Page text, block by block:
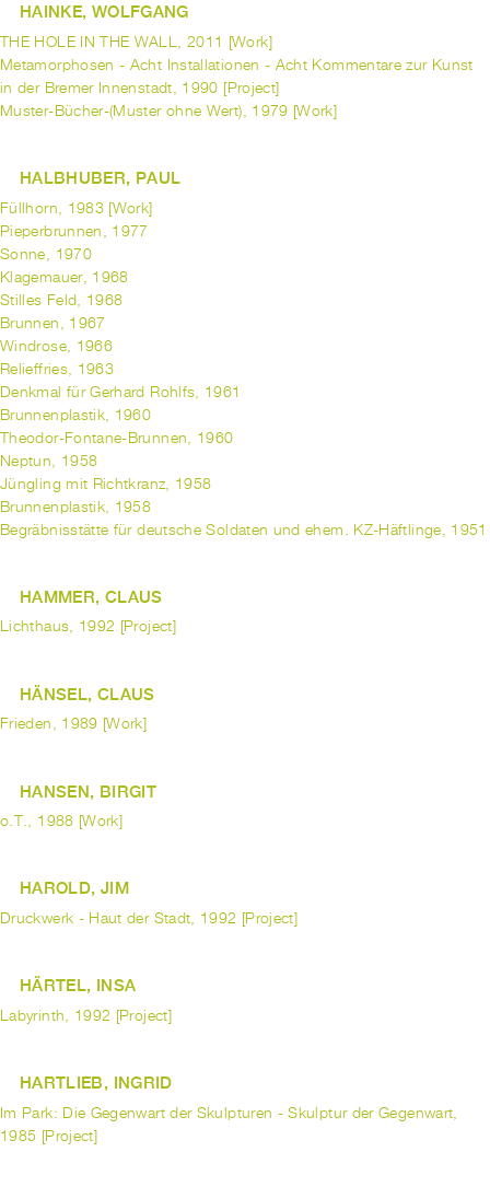
HAINKE, WOLFGANG
THE HOLE IN THE WALL, 2011 [Work]
Metamorphosen - Acht Installationen - Acht Kommentare zur Kunst
in der Bremer Innenstadt, 1990 [Project]
Muster-Bücher-(Muster ohne Wert), 1979 [Work]
HALBHUBER, PAUL
Füllhorn, 1983 [Work]
Pieperbrunnen, 1977
Sonne, 1970
Klagemauer, 1968
Stilles Feld, 1968
Brunnen, 1967
Windrose, 1966
Relieffries, 1963
Denkmal für Gerhard Rohlfs, 1961
Brunnenplastik, 1960
Theodor-Fontane-Brunnen, 1960
Neptun, 1958
Jüngling mit Richtkranz, 1958
Brunnenplastik, 1958
Begräbnisstätte für deutsche Soldaten und ehem. KZ-Häftlinge, 1951
HAMMER, CLAUS
Lichthaus, 1992 [Project]
HÄNSEL, CLAUS
Frieden, 1989 [Work]
HANSEN, BIRGIT
o.T., 1988 [Work]
HAROLD, JIM
Druckwerk - Haut der Stadt, 1992 [Project]
HÄRTEL, INSA
Labyrinth, 1992 [Project]
HARTLIEB, INGRID
Im Park: Die Gegenwart der Skulpturen - Skulptur der Gegenwart,
1985 [Project]